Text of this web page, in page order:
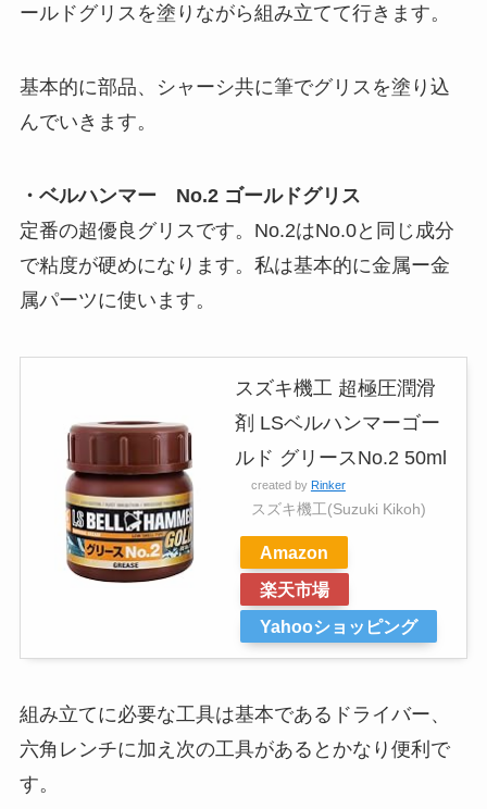
ールドグリスを塗りながら組み立てて行きます。
基本的に部品、シャーシ共に筆でグリスを塗り込
んでいきます。
・ベルハンマー No.2 ゴールドグリス
定番の超優良グリスです。No.2はNo.0と同じ成分
で粘度が硬めになります。私は基本的に金属ー金
属パーツに使います。
スズキ機工 超極圧潤滑
剤 LSベルハンマーゴー
ルド グリースNo.2 50ml
created by Rinker
スズキ機工(Suzuki Kikoh)
Amazon
楽天市場
Yahooショッピング
組み立てに必要な工具は基本であるドライバー、
六角レンチに加え次の工具があるとかなり便利で
す。